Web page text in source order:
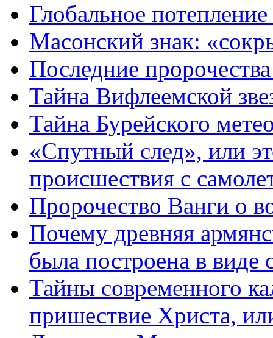
Глобальное
Масонский знак:
Последние
Тайна Вифлеемской
Тайна Бурейского
«Спутный след», или
происшествия с
Пророчество Ванги о
Почему древняя
была построена в виде
Тайны современного
пришествие Христа,